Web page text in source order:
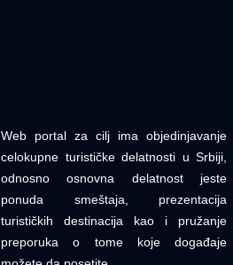
Web portal za cilj ima objedinjavanje
celokupne turističke delatnosti u Srbiji,
odnosno osnovna delatnost jeste
ponuda smeštaja, prezentacija
turističkih destinacija kao i pružanje
preporuka o tome koje događaje